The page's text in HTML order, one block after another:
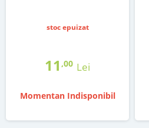
stoc epuizat
11 ,00 Lei
Momentan Indisponibil